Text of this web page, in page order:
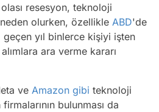
resesyon, teknoloji
olurken, özellikle ABD'de
yıl binlerce kişiyi işten
ara verme kararı
ve Amazon gibi teknoloji
bulunması da